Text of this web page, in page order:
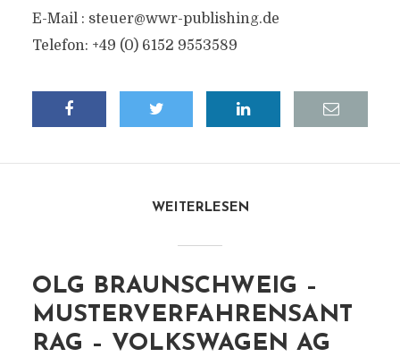
E-Mail : steuer@wwr-publishing.de
Telefon: +49 (0) 6152 9553589
WEITERLESEN
OLG BRAUNSCHWEIG –
MUSTERVERFAHRENSANT
RAG – VOLKSWAGEN AG